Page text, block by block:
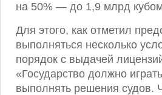
на 50% — до 1,9 млрд
Для этого, как отметил
выполняться несколько
порядок с выдачей
«Государство должно
выполнять решения судов.